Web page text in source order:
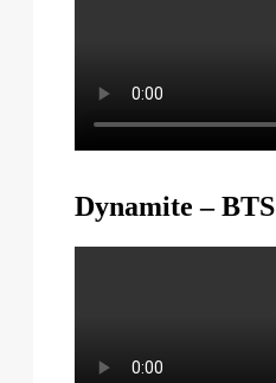
Dynamite – BTS